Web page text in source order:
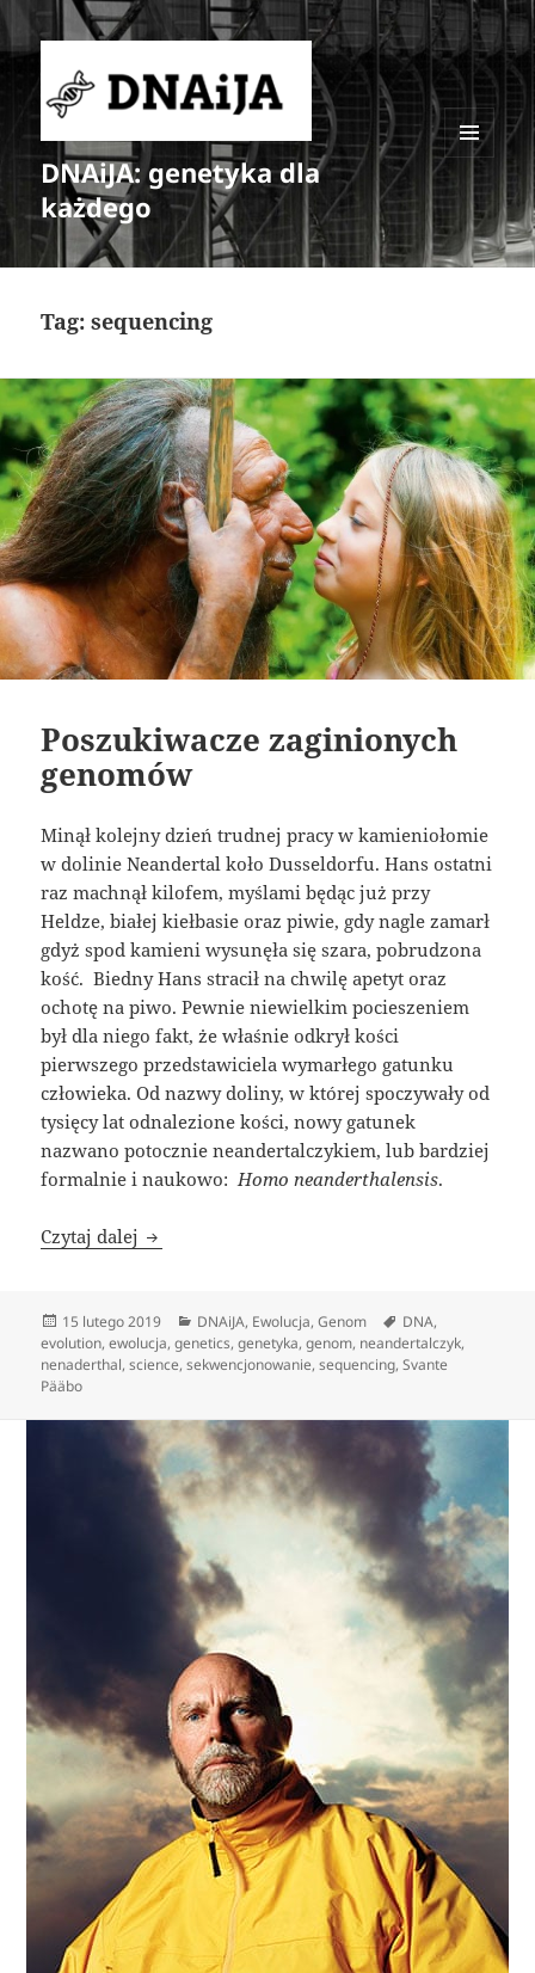
DNAiJA: genetyka dla
każdego
MENU
WIDGETY
Tag:sequencing
Poszukiwacze zaginionych
genomów
Minął kolejny dzień trudnej pracy w kamieniołomie
w dolinie Neandertal koło Dusseldorfu. Hans ostatni
raz machnął kilofem, myślami będąc już przy
Heldze, białej kiełbasie oraz piwie, gdy nagle zamarł
gdyż spod kamieni wysunęła się szara, pobrudzona
kość. Biedny Hans stracił na chwilę apetyt oraz
ochotę na piwo. Pewnie niewielkim pocieszeniem
był dla niego fakt, że właśnie odkrył kości
pierwszego przedstawiciela wymarłego gatunku
człowieka. Od nazwy doliny, w której spoczywały od
tysięcy lat odnalezione kości, nowy gatunek
nazwano potocznie neandertalczykiem, lub bardziej
formalnie i naukowo: ​ Homo neanderthalensis.
Czytaj dalej Poszukiwacze zaginionych genomów
Data
publikacji
15 lutego 2019 Kategorie
DNAiJA, Ewolucja,Genom Tagi
DNA,
evolution,ewolucja,genetics,genetyka,genom, neandertalczyk,
nenaderthal,science,sekwencjonowanie,sequencing,Svante
Pääbo